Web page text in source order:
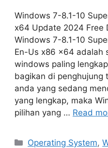
Windows 7-8.1-10
x64 Update 2024 Free
Windows 7-8.1-10
En-Us x86 x64 adalah
windows paling
bagikan di penghujung
anda yang sedang
yang lengkap, maka
pilihan yang … Read
Categories
Operating System,